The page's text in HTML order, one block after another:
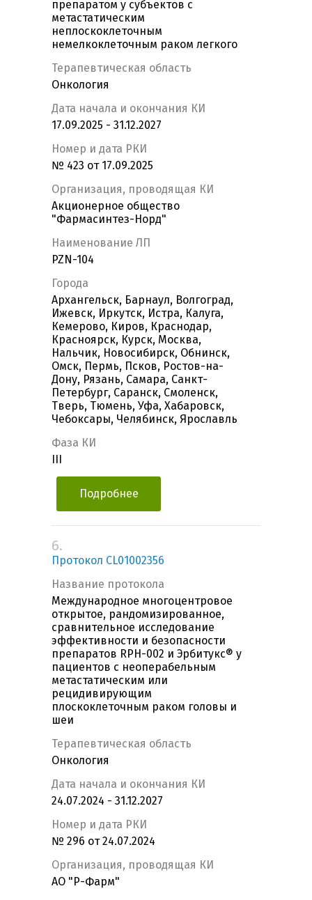
препаратом у субъектов с
метастатическим
неплоскоклеточным
немелкоклеточным раком легкого
Терапевтическая область
Онкология
Дата начала и окончания КИ
17.09.2025 - 31.12.2027
Номер и дата РКИ
№ 423 от 17.09.2025
Организация, проводящая КИ
Акционерное общество
"Фармасинтез-Норд"
Наименование ЛП
PZN-104
Города
Архангельск, Барнаул, Волгоград,
Ижевск, Иркутск, Истра, Калуга,
Кемерово, Киров, Краснодар,
Красноярск, Курск, Москва,
Нальчик, Новосибирск, Обнинск,
Омск, Пермь, Псков, Ростов-на-
Дону, Рязань, Самара, Санкт-
Петербург, Саранск, Смоленск,
Тверь, Тюмень, Уфа, Хабаровск,
Чебоксары, Челябинск, Ярославль
Фаза КИ
Подробнее
6.
Протокол CL01002356
Название протокола
Международное многоцентровое
открытое, рандомизированное,
сравнительное исследование
эффективности и безопасности
препаратов RPH-002 и Эрбитукс® у
пациентов с неоперабельным
метастатическим или
рецидивирующим
плоскоклеточным раком головы и
шеи
Терапевтическая область
Онкология
Дата начала и окончания КИ
24.07.2024 - 31.12.2027
Номер и дата РКИ
№ 296 от 24.07.2024
Организация, проводящая КИ
АО "Р-Фарм"